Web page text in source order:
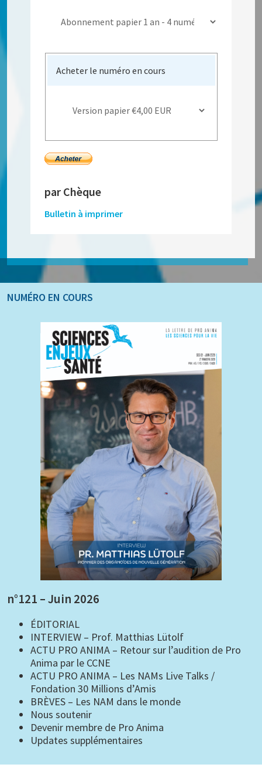
Acheter le numéro en cours
par Chèque
Bulletin à imprimer
NUMÉRO EN COURS
n°121 – Juin 2026
ÉDITORIAL
INTERVIEW – Prof. Matthias Lütolf
ACTU PRO ANIMA – Retour sur l’audition de Pro
Anima par le CCNE
ACTU PRO ANIMA – Les NAMs Live Talks /
Fondation 30 Millions d’Amis
BRÈVES – Les NAM dans le monde
Nous soutenir
Devenir membre de Pro Anima
Updates supplémentaires